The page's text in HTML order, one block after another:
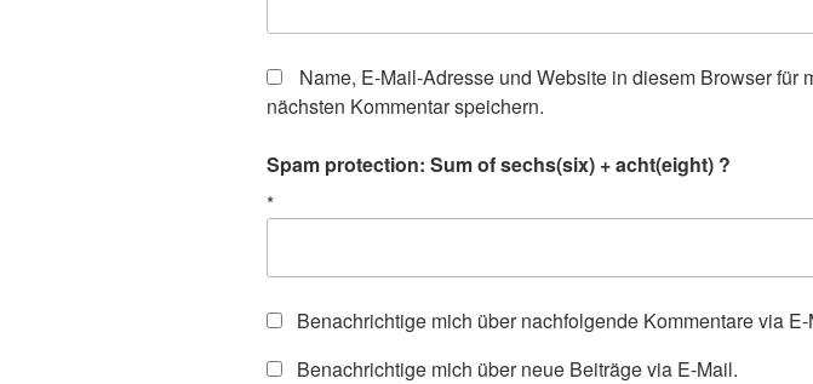
Name, E-Mail-Adresse und Website in diesem Browser für
nächsten Kommentar speichern.
Spam protection: Sum of sechs(six) + acht(eight) ?
*
Benachrichtige mich über nachfolgende Kommentare via E-
Benachrichtige mich über neue Beiträge via E-Mail.